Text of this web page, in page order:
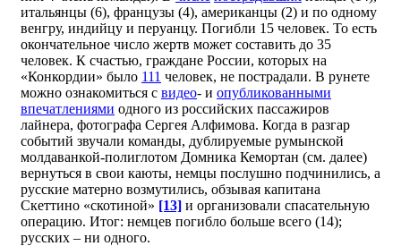
итальянцы (6), французы (4), американцы (2) и по одному
венгру, индийцу и перуанцу. Погибли 15 человек. То есть
окончательное число жертв может составить до 35
человек. К счастью, граждане России, которых на
«Конкордии» было 111 человек, не пострадали. В рунете
можно ознакомиться с видео- и опубликованными
впечатлениями одного из российских пассажиров
лайнера, фотографа Сергея Алфимова. Когда в разгар
событий звучали команды, дублируемые румынской
молдаванкой-полиглотом Домника Кемортан (см. далее)
вернуться в свои каюты, немцы послушно подчинились, а
русские матерно возмутились, обзывая капитана
Скеттино «скотиной» [13] и организовали спасательную
операцию. Итог: немцев погибло больше всего (14);
русских – ни одного.